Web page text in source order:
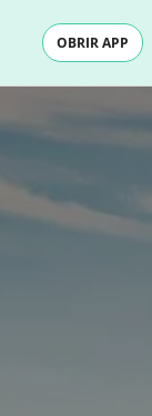
OBRIR APP